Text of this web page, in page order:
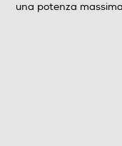
4 lame in acciaio
una potenza